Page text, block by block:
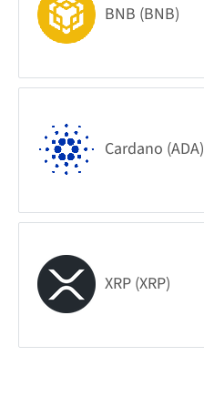
BNB (BNB)
Cardano (ADA)
XRP (XRP)